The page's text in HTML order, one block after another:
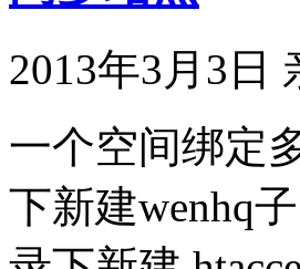
2013年3月3日
一个空间绑定
下新建wenhq